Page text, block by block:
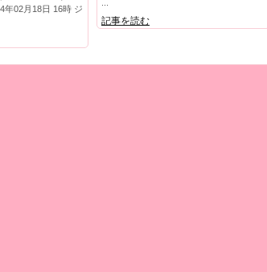
年02月18日 16時 ジ
記事を読む